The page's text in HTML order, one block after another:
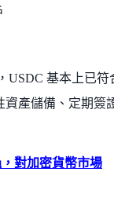
USDC 基本上已符
資產儲備、定期簽
對加密貨幣市場